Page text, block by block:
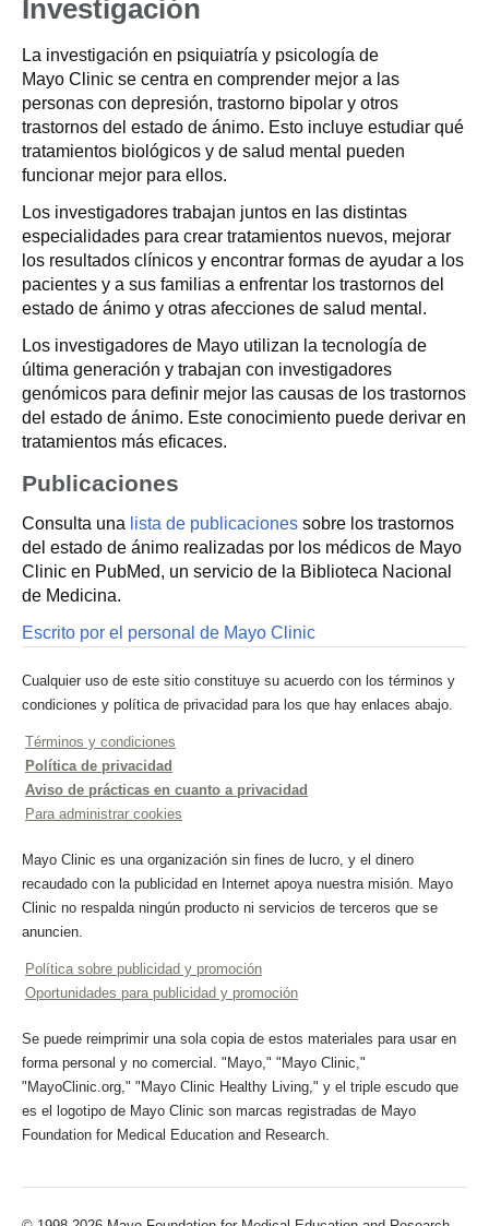
Investigación
La investigación en psiquiatría y psicología de
Mayo Clinic se centra en comprender mejor a las
personas con depresión, trastorno bipolar y otros
trastornos del estado de ánimo. Esto incluye estudiar qué
tratamientos biológicos y de salud mental pueden
funcionar mejor para ellos.
Los investigadores trabajan juntos en las distintas
especialidades para crear tratamientos nuevos, mejorar
los resultados clínicos y encontrar formas de ayudar a los
pacientes y a sus familias a enfrentar los trastornos del
estado de ánimo y otras afecciones de salud mental.
Los investigadores de Mayo utilizan la tecnología de
última generación y trabajan con investigadores
genómicos para definir mejor las causas de los trastornos
del estado de ánimo. Este conocimiento puede derivar en
tratamientos más eficaces.
Publicaciones
Consulta una lista de publicaciones sobre los trastornos
del estado de ánimo realizadas por los médicos de Mayo
Clinic en PubMed, un servicio de la Biblioteca Nacional
de Medicina.
Escrito por el personal de Mayo Clinic
Cualquier uso de este sitio constituye su acuerdo con los términos y
condiciones y política de privacidad para los que hay enlaces abajo.
Términos y condiciones
Política de privacidad
Aviso de prácticas en cuanto a privacidad
Para administrar cookies
Mayo Clinic es una organización sin fines de lucro, y el dinero
recaudado con la publicidad en Internet apoya nuestra misión. Mayo
Clinic no respalda ningún producto ni servicios de terceros que se
anuncien.
Política sobre publicidad y promoción
Oportunidades para publicidad y promoción
Se puede reimprimir una sola copia de estos materiales para usar en
forma personal y no comercial. "Mayo," "Mayo Clinic,"
"MayoClinic.org," "Mayo Clinic Healthy Living," y el triple escudo que
es el logotipo de Mayo Clinic son marcas registradas de Mayo
Foundation for Medical Education and Research.